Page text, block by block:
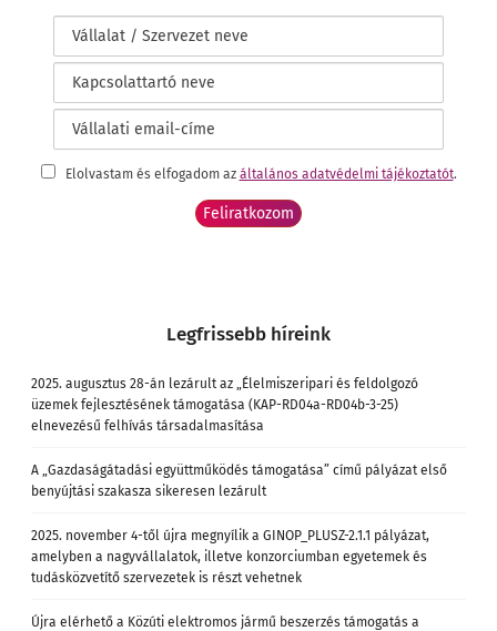
Elolvastam és elfogadom az általános adatvédelmi tájékoztatót.
Legfrissebb híreink
2025. augusztus 28-án lezárult az „Élelmiszeripari és feldolgozó
üzemek fejlesztésének támogatása (KAP-RD04a-RD04b-3-25)
elnevezésű felhívás társadalmasítása
A „Gazdaságátadási együttműködés támogatása” című pályázat első
benyújtási szakasza sikeresen lezárult
2025. november 4-től újra megnyílik a GINOP_PLUSZ-2.1.1 pályázat,
amelyben a nagyvállalatok, illetve konzorciumban egyetemek és
tudásközvetítő szervezetek is részt vehetnek
Újra elérhető a Közúti elektromos jármű beszerzés támogatás a